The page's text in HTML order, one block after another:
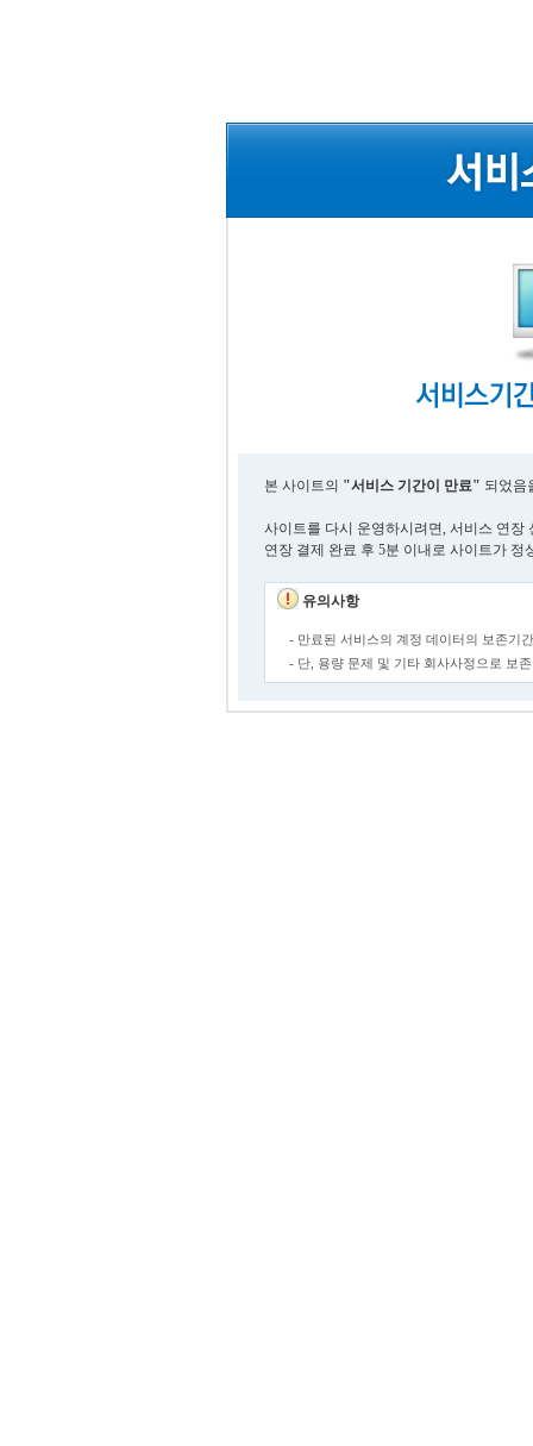
본 사이트의 "서비스 기간이 만료" 되었음
사이트를 다시 운영하시려면, 서비스 연장
연장 결제 완료 후 5분 이내로 사이트가 정
유의사항
- 만료된 서비스의 계정 데이터의 보존기
- 단, 용량 문제 및 기타 회사사정으로 보